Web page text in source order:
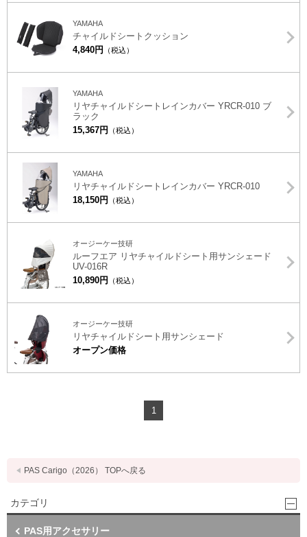
YAMAHA
チャイルドシートクッション
4,840円
（税込）
YAMAHA
リヤチャイルドシートレインカバー YRCR-010 ブ
ラック
15,367円
（税込）
YAMAHA
リヤチャイルドシートレインカバー YRCR-010
18,150円
（税込）
オージーケー技研
ルーフエア リヤチャイルドシート用サンシェード
UV-016R
10,890円
（税込）
オージーケー技研
リヤチャイルドシート用サンシェード
オープン価格
1
PAS Carigo（2026） TOPへ戻る
カテゴリ
PAS用アクセサリー